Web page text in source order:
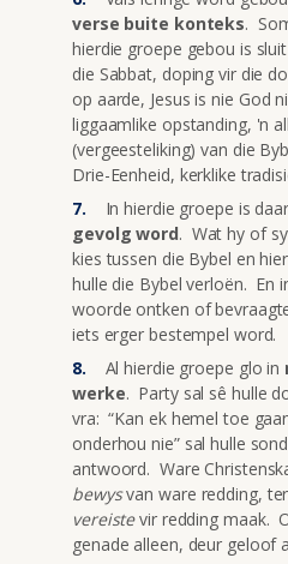
verse buite konteks.
hierdie groepe gebou is
die Sabbat, doping vir die
op aarde, Jesus is nie God
liggaamlike opstanding, 'n
(vergeesteliking) van die
Drie-Eenheid, kerklike
In hierdie groepe is
gevolg word. Wat hy of
kies tussen die Bybel en
hulle die Bybel verloën. En
woorde ontken of
iets erger bestempel word.
Al hierdie groepe glo in
werke. Party sal sê hulle
vra: “Kan ek hemel toe
onderhou nie” sal hulle
antwoord. Ware
bewysvan ware redding,
vereistevir redding maak.
genade alleen, deur geloof